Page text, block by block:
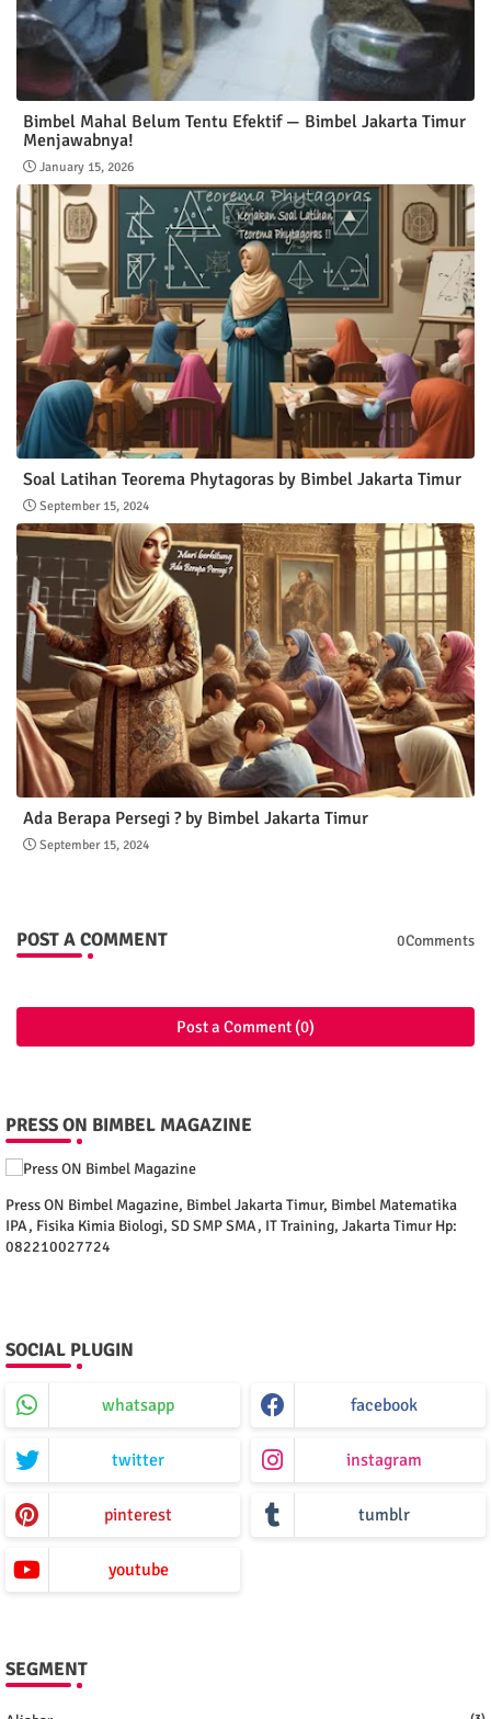
Bimbel Mahal Belum Tentu Efektif — Bimbel Jakarta Timur
Menjawabnya!
January 15, 2026
Soal Latihan Teorema Phytagoras by Bimbel Jakarta Timur
September 15, 2024
Ada Berapa Persegi ? by Bimbel Jakarta Timur
September 15, 2024
POST A COMMENT 0Comments
Post a Comment (0)
PRESS ON BIMBEL MAGAZINE
Press ON Bimbel Magazine, Bimbel Jakarta Timur, Bimbel Matematika
IPA, Fisika Kimia Biologi, SD SMP SMA, IT Training, Jakarta Timur Hp:
082210027724
SOCIAL PLUGIN
whatsapp facebook
twitter instagram
pinterest tumblr
youtube
SEGMENT